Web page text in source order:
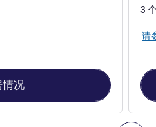
情况
3
请